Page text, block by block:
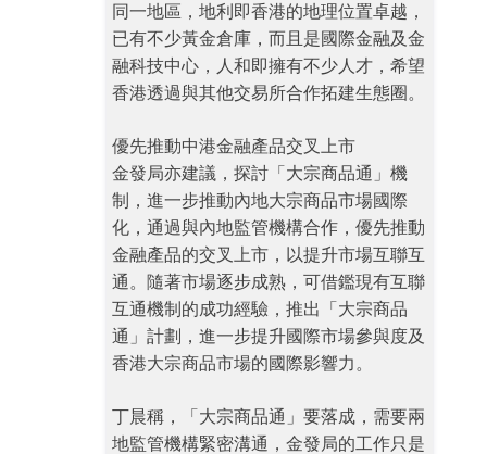
同一地區，地利即香港的地理位置卓越，
已有不少黃金倉庫，而且是國際金融及金
融科技中心，人和即擁有不少人才，希望
香港透過與其他交易所合作拓建生態圈。
優先推動中港金融產品交叉上市
金發局亦建議，探討「大宗商品通」機
制，進一步推動內地大宗商品市場國際
化，通過與內地監管機構合作，優先推動
金融產品的交叉上市，以提升市場互聯互
通。隨著市場逐步成熟，可借鑑現有互聯
互通機制的成功經驗，推出「大宗商品
通」計劃，進一步提升國際市場參與度及
香港大宗商品市場的國際影響力。
丁晨稱，「大宗商品通」要落成，需要兩
地監管機構緊密溝通，金發局的工作只是